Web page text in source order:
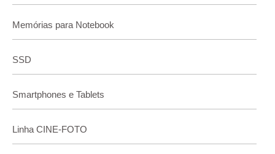
Memórias para Notebook
SSD
Smartphones e Tablets
Linha CINE-FOTO